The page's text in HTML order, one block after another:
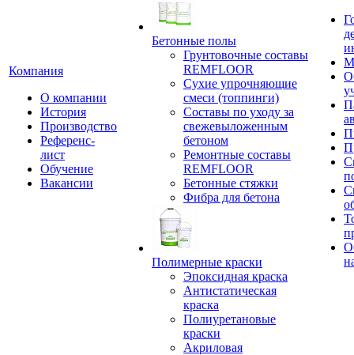
Компания
О компании
История
Производство
Референс-
лист
Обучение
Вакансии
Бетонные полы
Грунтовочные составы
REMFLOOR
Сухие упрочняющие
смеси (топпинги)
Составы по уходу за
свежевыложенным
бетоном
Ремонтные составы
REMFLOOR
Бетонные стяжки
Фибра для бетона
Полимерные краски
Эпоксидная краска
Антистатическая
краска
Полиуретановые
краски
Акриловая